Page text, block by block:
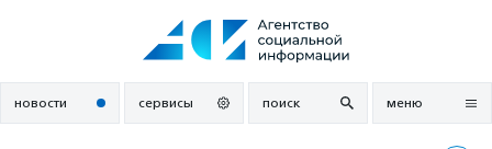
новости сервисы поиск меню